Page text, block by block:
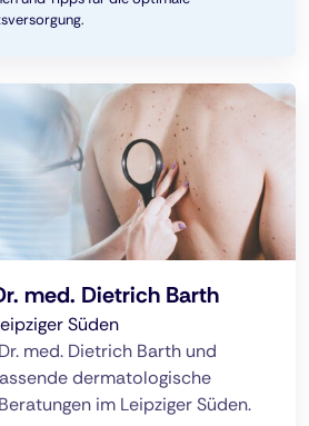
med. Dietrich Barth
Süden
med. Dietrich Barth und
dermatologische
im Leipziger Süden.